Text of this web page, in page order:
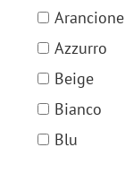
Arancione
Azzurro
Beige
Bianco
Blu